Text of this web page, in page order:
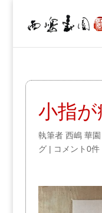
小指
執筆者 西嶋 華園
グ| コメント0件